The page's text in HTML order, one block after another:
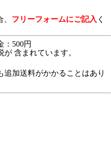
フリーフォームにご記入 く
500円
含まれています。
追加送料がかかることはあり